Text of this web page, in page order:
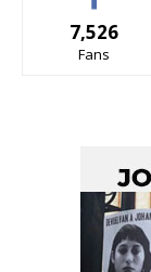
7,526
Fans